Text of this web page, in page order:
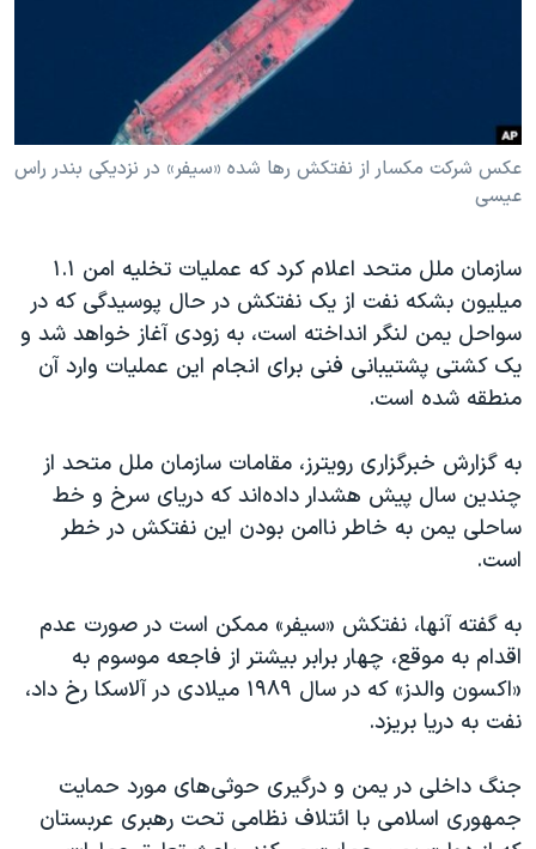
آرشیو پخش زنده
حمله جمهوری اسلامی به اسرائیل
مجموعه مستندهای دادخواهی
دادگاه حمید نوری
چهل سال گروگان‌گیری
قانون شفافیت دارائی کادر رهبری ایران
اسرائیل در جنگ
نرگس محمدی برنده جایزه نوبل صلح
همایش محافظه‌کاران آمریکا «سی‌پک»
سفر پرزیدنت ترامپ به چین
عکس شرکت مکسار از نفتکش رها شده «سیفر» در نزدیکی بندر راس
عیسی
سازمان ملل متحد اعلام کرد که عملیات تخلیه امن ۱.۱
میلیون بشکه نفت از یک نفتکش در حال پوسیدگی که در
سواحل یمن لنگر انداخته است، به زودی آغاز خواهد شد و
یک کشتی پشتیبانی فنی برای انجام این عملیات وارد آن
منطقه شده است.
به گزارش خبرگزاری رویترز، مقامات سازمان ملل متحد از
چندین سال‌ پیش هشدار داده‌اند که دریای سرخ و خط
ساحلی یمن به خاطر ناامن بودن این نفتکش در خطر
است.
به گفته آنها، نفتکش «سیفر» ممکن است در صورت عدم
اقدام به موقع، چهار برابر بیشتر از فاجعه موسوم به
«اکسون والدز» که در سال ۱۹۸۹ میلادی در آلاسکا رخ داد،
نفت به دریا بریزد.
جنگ داخلی در یمن و درگیری حوثی‌های مورد حمایت
جمهوری اسلامی با ائتلاف نظامی تحت رهبری عربستان